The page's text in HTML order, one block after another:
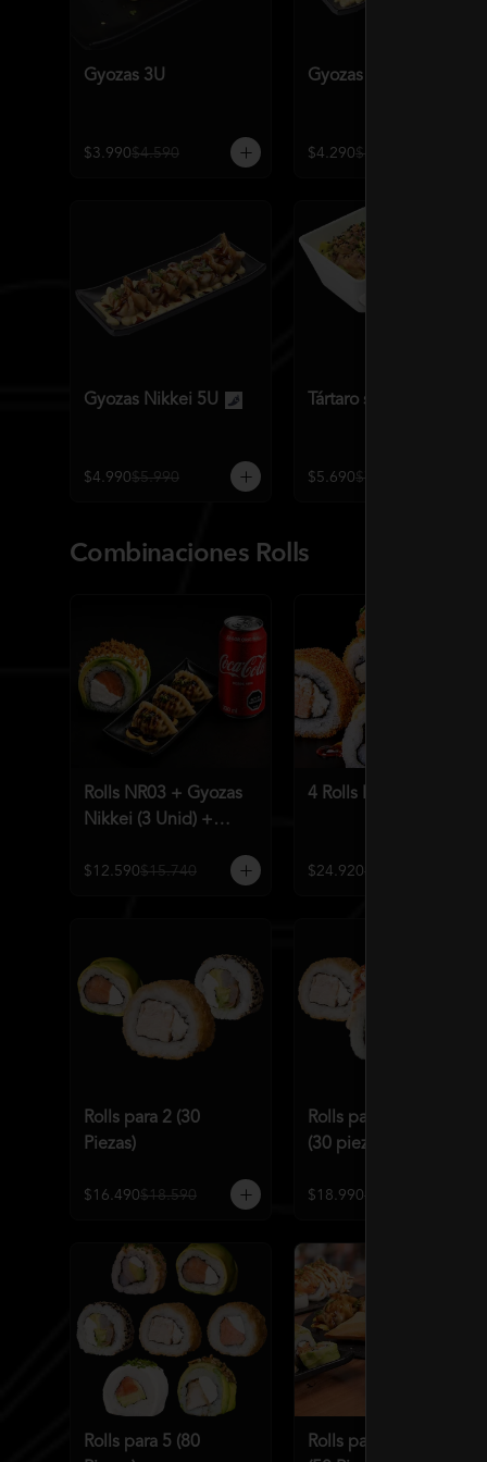
Gyozas 3U
$3.990$4.590
Gyozas Nikkei 3U
$4.290$5.590
Gyozas Nikkei 5U
$4.990$5.990
Tártaro salmón o atún
$5.690$7.140
Combinaciones Rolls
Rolls NR03 + Gyozas
Nikkei (3 Unid) +
$12.590$15.740
4 Rolls Mundialeros
$24.920$31.190
Rolls para 2 (30
Piezas)
$16.490$18.590
Rolls para 2 Premium
(30 piezas)
$18.990$21.586
Rolls para 5 (80
Rolls para 4 Premium